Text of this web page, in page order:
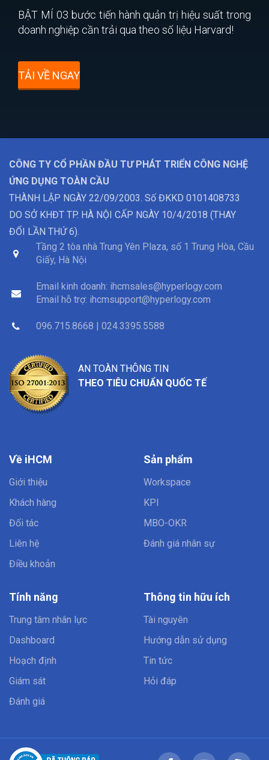
BẬT MÍ 03 bước tiến hành quản trị hiệu suất trong
doanh nghiệp cần trải qua theo số liệu Harvard!
TẢI VỀ NGAY
Về iHCM
Giới thiệu
Khách hàng
Đối tác
Liên hệ
Điều khoản
Sản phẩm
Workspace
KPI
MBO-OKR
Đánh giá nhân sự
Tính năng
Trung tâm nhân lực
Dashboard
Hoạch định
Giám sát
Đánh giá
Thông tin hữu ích
Tài nguyên
Hướng dẫn sử dụng
Tin tức
Hỏi đáp
AN TOÀN THÔNG TIN
THEO TIÊU CHUẨN QUỐC TẾ
CÔNG TY CỔ PHẦN ĐẦU TƯ PHÁT TRIỂN CÔNG NGHỆ
ỨNG DỤNG TOÀN CẦU
THÀNH LẬP NGÀY 22/09/2003. Số ĐKKD 0101408733
DO SỞ KHĐT TP. HÀ NỘI CẤP NGÀY 10/4/2018 (THAY
ĐỔI LẦN THỨ 6).
Tầng 2 tòa nhà Trung Yên Plaza, số 1 Trung Hòa, Cầu
Giấy, Hà Nội
Email kinh doanh: ihcmsales@hyperlogy.com
Email hỗ trợ: ihcmsupport@hyperlogy.com
096.715.8668 | 024.3395.5588